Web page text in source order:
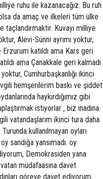
ruhu ile kazanacağız. Bu ruh
da amaç ve ilkeleri tüm ülke
taçlandırmaktır. Kuvayi milliye
Alevi-Sünni ayrımı yoktur,
katıldı ama Kars geri
ama Çanakkale geri kalmadı
Cumhurbaşkanlığı ikinci
hemşerilerim baskı ve şiddet
haykırdığımız gibi
istiyorlar , biz inadına
vatandaşlarım ikinci tura daha
kullanılmayan oyları
sandığa yansımadı. oy
Demokrasiden yana
müdafaasına davet
göreve davet ediyorum,